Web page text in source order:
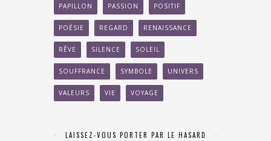
PAPILLON PASSION POSITIF
POÉSIE REGARD RENAISSANCE
RÊVE SILENCE SOLEIL
SOUFFRANCE SYMBOLE UNIVERS
VALEURS VIE VOYAGE
LAISSEZ-VOUS PORTER PAR LE HASARD